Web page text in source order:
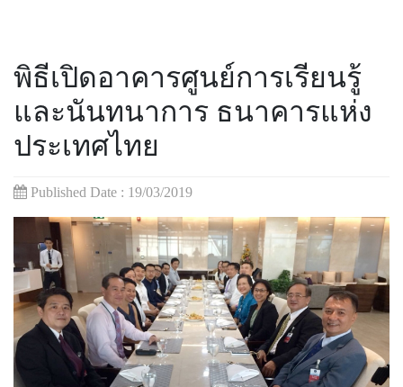
พิธีเปิดอาคารศูนย์การเรียนรู้
และนันทนาการ ธนาคารแห่ง
ประเทศไทย
Published Date : 19/03/2019